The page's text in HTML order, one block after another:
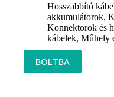
Hosszabbító
akkumulátorok,
Konnektorok és
kábelek, Műhely
BOLTBA